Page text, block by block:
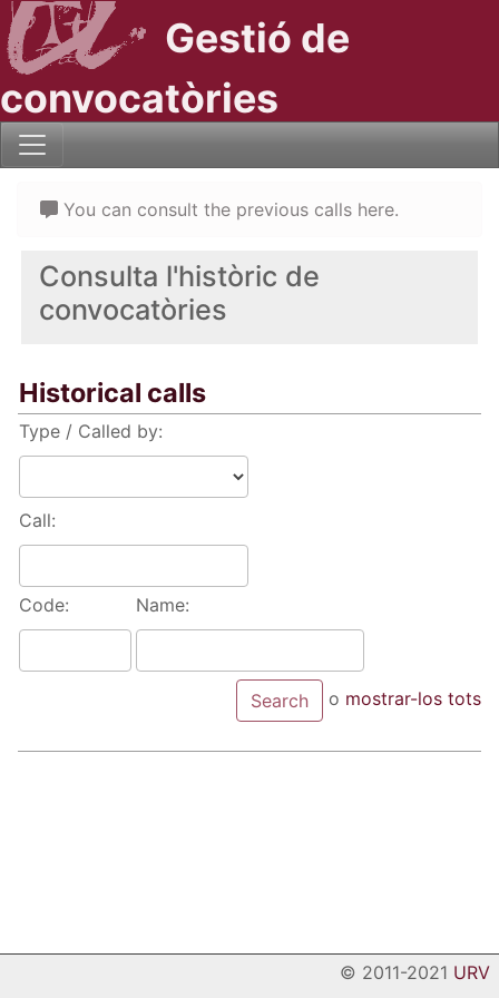
Gestió de
convocatòries
Consulta l'històric de
convocatòries
Historical calls
Type / Called by:
Call:
Code: Name:
o mostrar-los tots
You can consult the previous calls here.
© 2011-2021 URV